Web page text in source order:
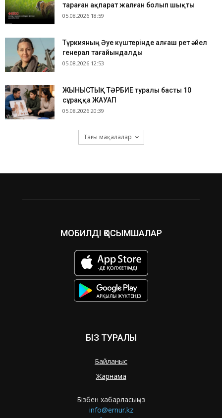
тараған ақпарат жалған болып шықты
05.08.2026 18:59
Түркияның Әуе күштерінде алғаш рет әйел
генерал тағайындалды
05.08.2026 12:53
ЖЫНЫСТЫҚ ТӘРБИЕ туралы басты 10
сұраққа ЖАУАП
05.08.2026 20:39
Тағы мақалалар
МОБИЛДІ ҚОСЫМШАЛАР
БІЗ ТУРАЛЫ
Байланыс
Жарнама
Бізбен хабарласыңыз
info@ernur.kz